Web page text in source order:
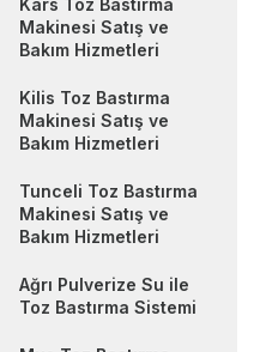
Makinesi Satış ve
Bakım Hizmetleri
Kilis Toz Bastırma
Makinesi Satış ve
Bakım Hizmetleri
Tunceli Toz Bastırma
Makinesi Satış ve
Bakım Hizmetleri
Ağrı Pulverize Su ile
Toz Bastırma Sistemi